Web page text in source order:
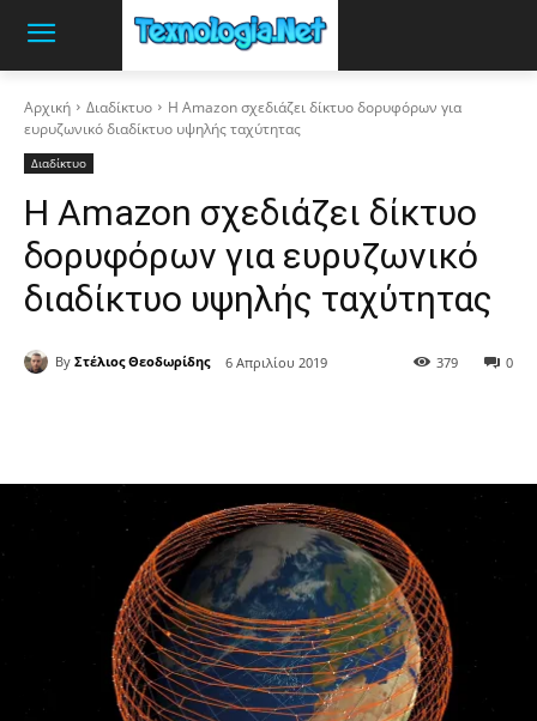
Αρχική Διαδίκτυο
Η Amazon σχεδιάζει δίκτυο δορυφόρων για
ευρυζωνικό διαδίκτυο υψηλής ταχύτητας
Διαδίκτυο
Η Amazon σχεδιάζει δίκτυο
δορυφόρων για ευρυζωνικό
διαδίκτυο υψηλής ταχύτητας
By Στέλιος Θεοδωρίδης 6 Απριλίου 2019 0
379